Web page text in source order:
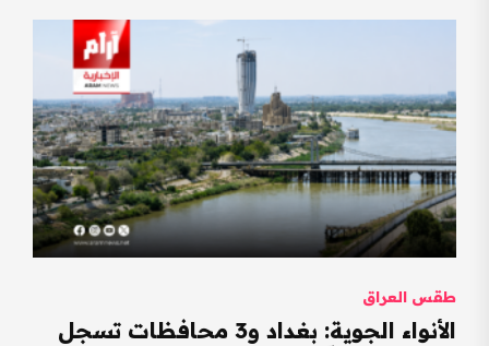
طقس العراق
الأنواء الجوية: بغداد و3 محافظات تسجل